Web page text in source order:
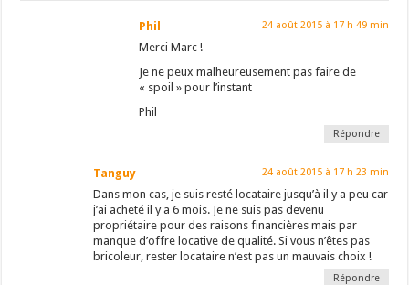
Phil 24 août 2015 à 17 h 49 min
Merci Marc !
Je ne peux malheureusement pas faire de
« spoil » pour l’instant
Phil
Répondre
Tanguy 24 août 2015 à 17 h 23 min
Dans mon cas, je suis resté locataire jusqu’à il y a peu car
j’ai acheté il y a 6 mois. Je ne suis pas devenu
propriétaire pour des raisons financières mais par
manque d’offre locative de qualité. Si vous n’êtes pas
bricoleur, rester locataire n’est pas un mauvais choix !
Répondre